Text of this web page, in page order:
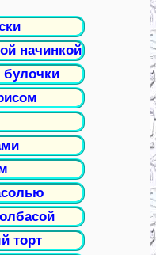
начинкой
торт